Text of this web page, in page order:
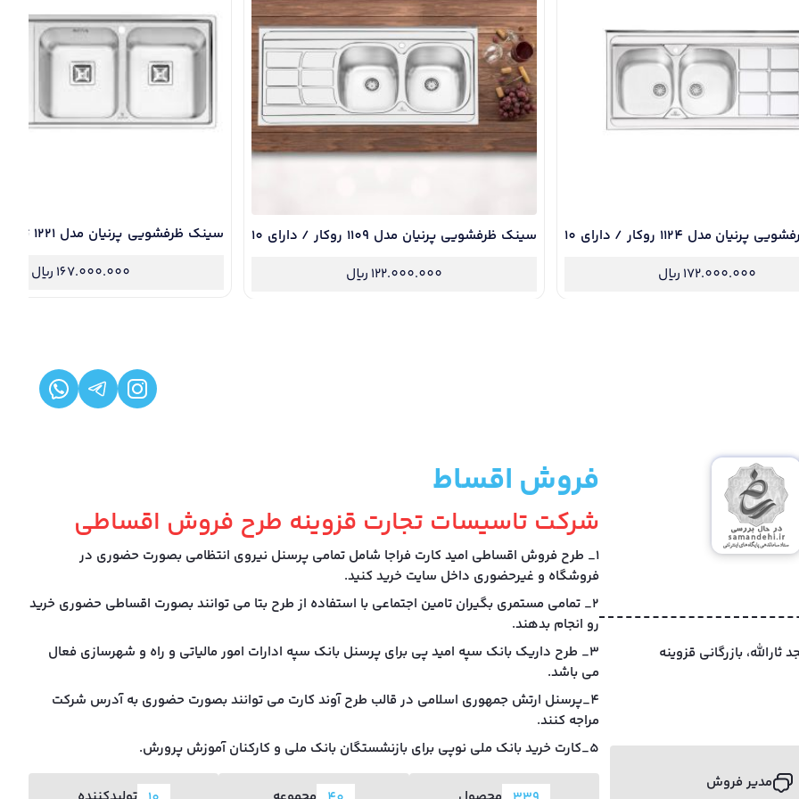
سینک ظرفشویی پرنیان مدل 1124 روکار / دارای 10
172.000.000 ریال
سینک ظرفشویی پرنیان مدل 1109 روکار / دارای 10
122.000.000 ریال
167.000.000 ریال
ایستگاه 3 جنب مسجد ثارالله، بازرگانی قزوینه
مدیر فروش
فروش اقساط
شرکت تاسیسات تجارت قزوینه طرح فروش اقساطی
1_ طرح فروش اقساطی امید کارت فراجا شامل تمامی پرسنل نیروی انتظامی بصورت حضوری در
فروشگاه و غیرحضوری داخل سایت خرید کنید.
2_ تمامی مستمری بگیران تامین اجتماعی با استفاده از طرح بتا می توانند بصورت اقساطی حضوری خرید
رو انجام بدهند.
3_ طرح داریک بانک سپه امید پی برای پرسنل بانک سپه ادارات امور مالیاتی و راه و شهرسازی فعال
می باشد.
4_پرسنل ارتش جمهوری اسلامی در قالب طرح آوند کارت می توانند بصورت حضوری به آدرس شرکت
مراجه کنند.
5_کارت خرید بانک ملی نوپی برای بازنشستگان بانک ملی و کارکنان آموزش پرورش.